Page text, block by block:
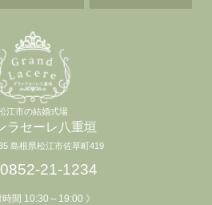
江市の結婚式場
ラセーレ八重垣
島根県松江市佐草町419
21-1234
時間 10:30～19:00 》